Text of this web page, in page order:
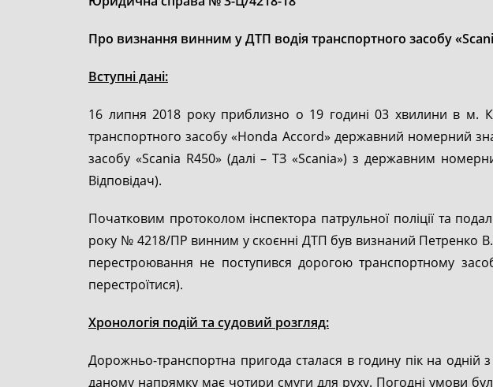
Про визнання винним у ДТП водія транспортного засобу
Вступні дані:
16 липня 2018 року приблизно о 19 годині 03 хвилини в м.
транспортного засобу «Honda Accord» державний номерний
засобу «Scania R450» (далі – ТЗ «Scania») з державним
Відповідач).
Початковим протоколом інспектора патрульної поліції та
року № 4218/ПР винним у скоєнні ДТП був визнаний Петренко
перестроювання не поступився дорогою транспортному
перестроїтися).
Хронологія подій та судовий розгляд:
Дорожньо-транспортна пригода сталася в годину пік на одній
даному напрямку має чотири смуги для руху. Погодні умови